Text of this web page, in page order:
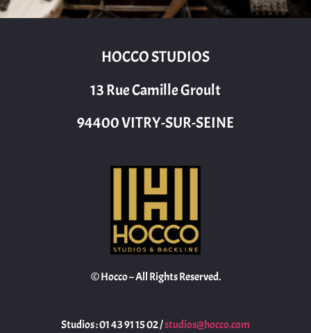
HOCCO STUDIOS
13 Rue Camille Groult
94400 VITRY-SUR-SEINE
© Hocco – All Rights Reserved.
Studios : 01 43 91 15 02 /studios@hocco.com